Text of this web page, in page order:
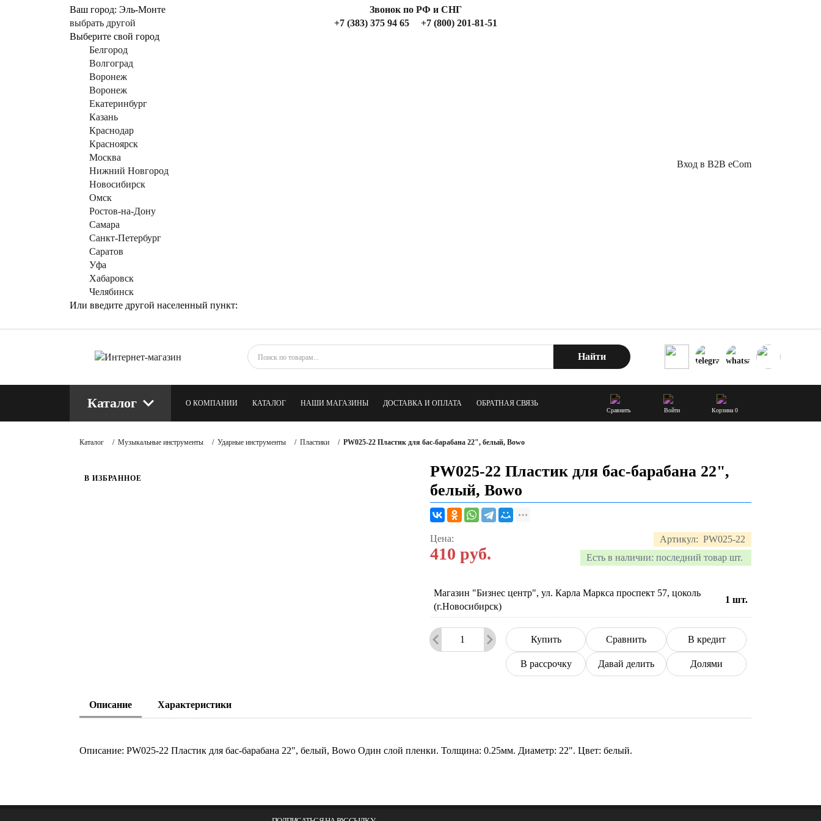
Ваш город: Эль-Монте
выбрать другой
Выберите свой город
Белгород
Волгоград
Воронеж
Воронеж
Екатеринбург
Казань
Краснодар
Красноярск
Москва
Нижний Новгород
Новосибирск
Омск
Ростов-на-Дону
Самара
Санкт-Петербург
Саратов
Уфа
Хабаровск
Челябинск
Или введите другой населенный пункт:
Звонок по РФ и СНГ
+7 (383) 375 94 65
+7 (800) 201-81-51
Вход в B2B eCom
Найти
Каталог О КОМПАНИИ КАТАЛОГ НАШИ МАГАЗИНЫ ДОСТАВКА И ОПЛАТА ОБРАТНАЯ СВЯЗЬ
КОНТАКТЫ БЛОГ
Сравнить Войти Корзина 0
Каталог / Музыкальные инструменты / Ударные инструменты / Пластики / PW025-22 Пластик для бас-барабана 22", белый, Bowo
В ИЗБРАННОЕ
PW025-22 Пластик для бас-барабана 22",
белый, Bowo
Артикул: PW025-22
Есть в наличии: последний товар шт.
Цена:
410 руб.
Магазин "Бизнес центр", ул. Карла Маркса проспект 57, цоколь
(г.Новосибирск)
1 шт.
Купить Сравнить В кредит
В рассрочку Давай делить Долями
Описание Характеристики
Описание: PW025-22 Пластик для бас-барабана 22", белый, Bowo Один слой пленки. Толщина: 0.25мм. Диаметр: 22". Цвет: белый.